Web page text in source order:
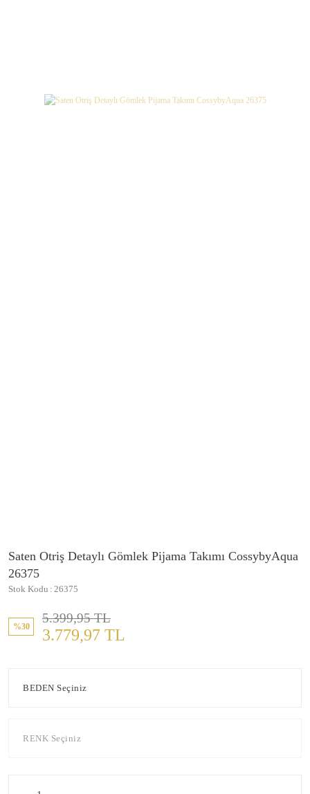
Saten Otriş Detaylı Gömlek Pijama Takımı CossybyAqua
26375
Stok Kodu 26375
%30
5.399,95 TL
3.779,97 TL